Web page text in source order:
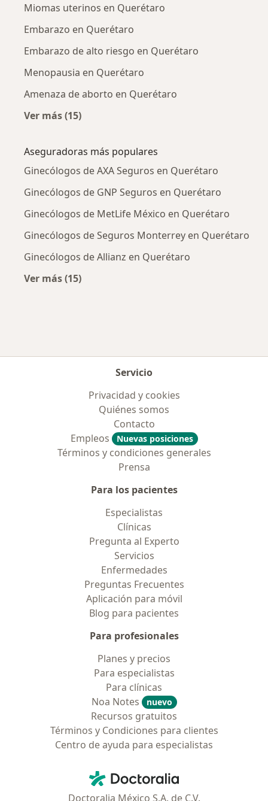
Miomas uterinos en Querétaro
Embarazo en Querétaro
Embarazo de alto riesgo en Querétaro
Menopausia en Querétaro
Amenaza de aborto en Querétaro
Ver más (15)
Aseguradoras más populares
Ginecólogos de AXA Seguros en Querétaro
Ginecólogos de GNP Seguros en Querétaro
Ginecólogos de MetLife México en Querétaro
Ginecólogos de Seguros Monterrey en Querétaro
Ginecólogos de Allianz en Querétaro
Ver más (15)
Servicio
Privacidad y cookies
Quiénes somos
Contacto
Empleos
Nuevas posiciones
Términos y condiciones generales
Prensa
Para los pacientes
Especialistas
Clínicas
Pregunta al Experto
Servicios
Enfermedades
Preguntas Frecuentes
Aplicación para móvil
Blog para pacientes
Para profesionales
Planes y precios
Para especialistas
Para clínicas
Noa Notes
nuevo
Recursos gratuitos
Términos y Condiciones para clientes
Centro de ayuda para especialistas
Doctoralia - Página de inicio
Doctoralia México S.A. de C.V.